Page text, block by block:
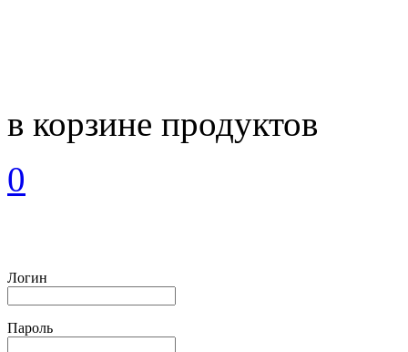
в корзине продуктов
0
Логин
Пароль